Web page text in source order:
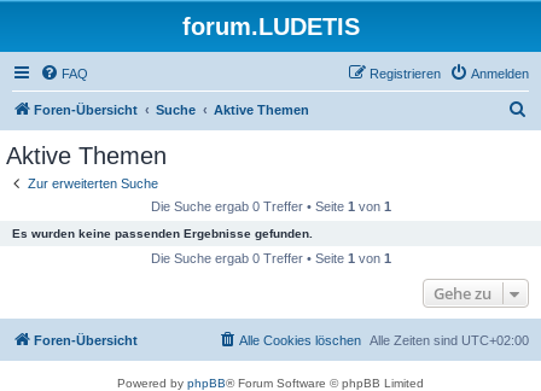
forum.LUDETIS
FAQ Anmelden
Registrieren
Foren-Übersicht Suche Aktive Themen
Aktive Themen
Zur erweiterten Suche
Die Suche ergab 0 Treffer • Seite 1 von 1
Es wurden keine passenden Ergebnisse gefunden.
Die Suche ergab 0 Treffer • Seite 1 von 1
Gehe zu
Foren-Übersicht Alle Zeiten sind UTC+02:00
Alle Cookies löschen
Powered by phpBB® Forum Software © phpBB Limited